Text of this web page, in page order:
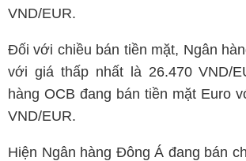
VND/EUR.
Đối với chiều bán tiền mặt, Ngân
với giá thấp nhất là 26.470 VND/
hàng OCB đang bán tiền mặt Euro
VND/EUR.
Hiện Ngân hàng Đông Á đang bán